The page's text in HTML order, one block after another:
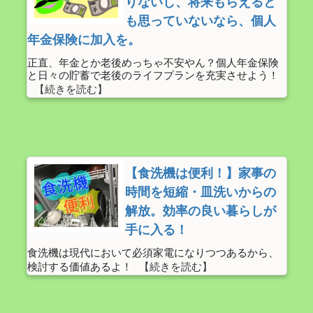
も思っていないなら、個人
年金保険に加入を。
正直、年金とか老後めっちゃ不安やん？個人年金保険
と日々の貯蓄で老後のライフプランを充実させよう！
【食洗機は便利！】家事の
時間を短縮・皿洗いからの
解放。効率の良い暮らしが
手に入る！
食洗機は現代において必須家電になりつつあるから、
検討する価値あるよ！